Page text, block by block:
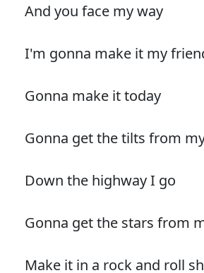
And you face my way
I'm gonna make it my
Gonna make it today
Gonna get the tilts from
Down the highway I go
Gonna get the stars from
Make it in a rock and roll